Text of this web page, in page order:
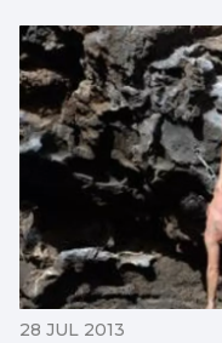
28 JUL 2013